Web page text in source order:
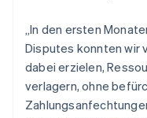
„In den ersten
Disputes konnten wir
dabei erzielen,
verlagern, ohne